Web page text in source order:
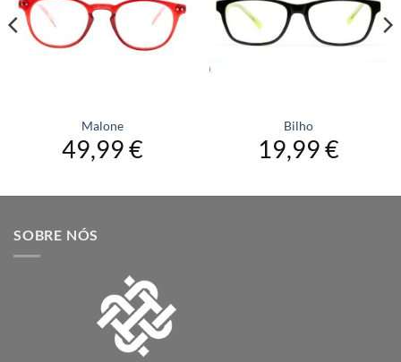
Malone
49,99€
Bilho
19,99€
SOBRE NÓS